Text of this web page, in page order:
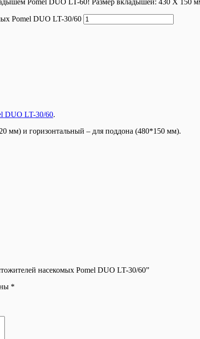
Pomel DUO LT-30/60
DUO LT-30/60.
мм) и горизонтальный – для поддона (480*150 мм).
насекомых Pomel DUO LT-30/60”
*